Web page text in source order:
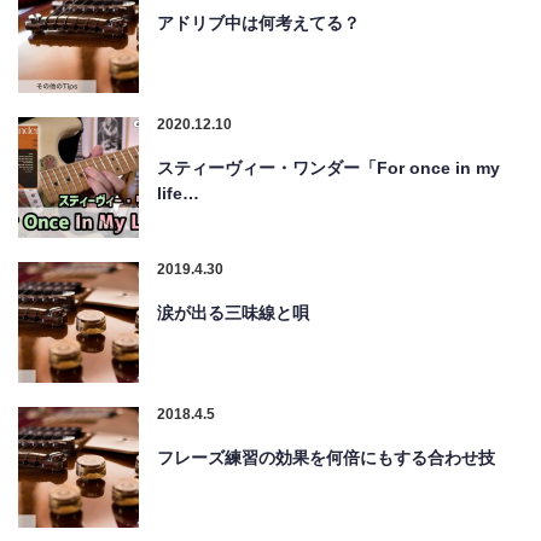
アドリブ中は何考えてる？
2020.12.10
スティーヴィー・ワンダー「For once in my
life…
2019.4.30
涙が出る三味線と唄
2018.4.5
フレーズ練習の効果を何倍にもする合わせ技